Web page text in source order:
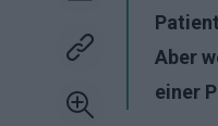
Aber
einer